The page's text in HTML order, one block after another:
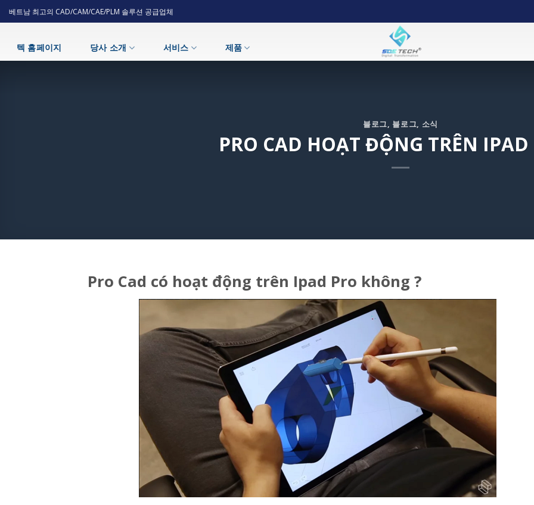
Skip
to
베트남 최고의 CAD/CAM/CAE/PLM 솔루션 공급업체
텍 홈페이지 당사 소개 서비스 제품
블로그, 블로그, 소식
PRO CAD HOẠT ĐỘNG TRÊN IPAD
Pro Cad có hoạt động trên Ipad Pro không ?